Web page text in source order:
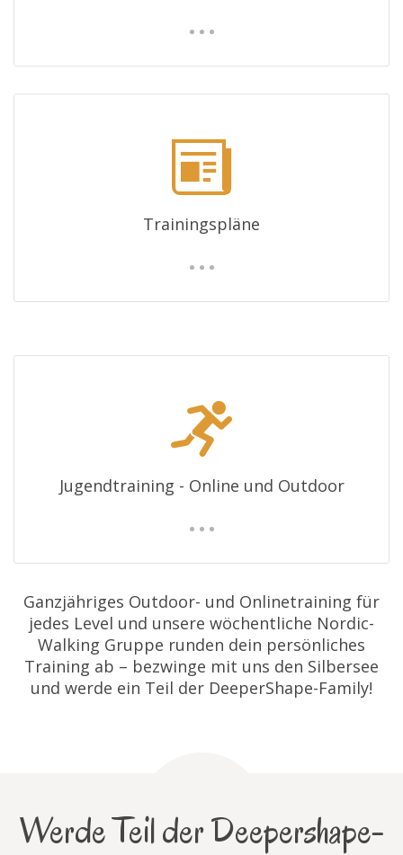
Trainingspläne
Jugendtraining - Online und Outdoor
Ganzjähriges Outdoor- und Onlinetraining für
jedes Level und unsere wöchentliche Nordic-
Walking Gruppe runden dein persönliches
Training ab – bezwinge mit uns den Silbersee
und werde ein Teil der DeeperShape-Family!
Werde Teil der Deepershape-